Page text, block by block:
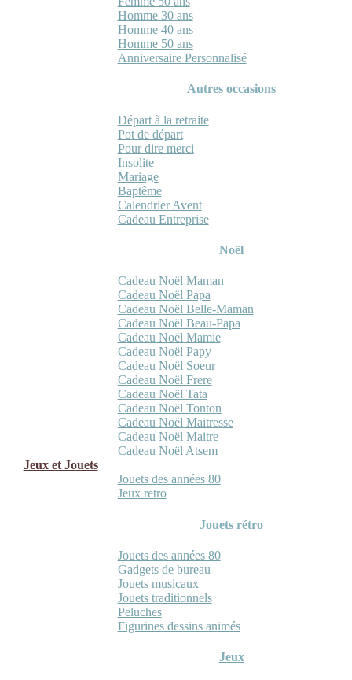
Homme 30 ans
Homme 40 ans
Homme 50 ans
Anniversaire Personnalisé
Autres occasions
Départ à la retraite
Pot de départ
Pour dire merci
Insolite
Mariage
Baptême
Calendrier Avent
Cadeau Entreprise
Noël
Cadeau Noël Maman
Cadeau Noël Papa
Cadeau Noël Belle-Maman
Cadeau Noël Beau-Papa
Cadeau Noël Mamie
Cadeau Noël Papy
Cadeau Noël Soeur
Cadeau Noël Frere
Cadeau Noël Tata
Cadeau Noël Tonton
Cadeau Noël Maitresse
Cadeau Noël Maitre
Cadeau Noël Atsem
Jeux et Jouets
Jouets des années 80
Jeux retro
Jouets rétro
Jouets des années 80
Gadgets de bureau
Jouets musicaux
Jouets traditionnels
Peluches
Figurines dessins animés
Jeux